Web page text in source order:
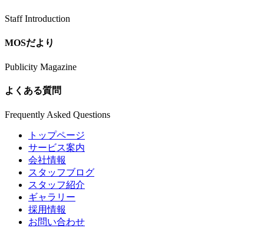
Staff Introduction
MOSだより
Publicity Magazine
よくある質問
Frequently Asked Questions
トップページ
サービス案内
会社情報
スタッフブログ
スタッフ紹介
ギャラリー
採用情報
お問い合わせ